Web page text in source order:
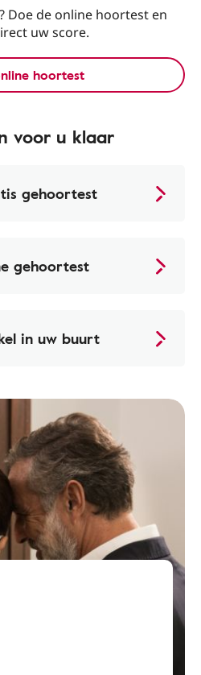
Doe de online hoortest en
uw score.
hoortest
voor u klaar
gehoortest
gehoortest
in uw buurt